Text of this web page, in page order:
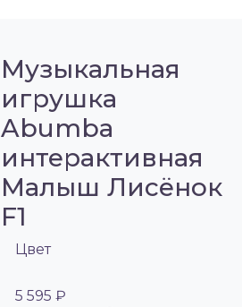
Музыкальная
игрушка
Abumba
интерактивная
Малыш Лисёнок
F1
Цвет
5 595 ₽